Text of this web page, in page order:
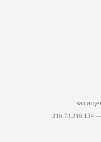
216.73.216.134